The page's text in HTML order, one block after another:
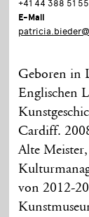
+41 44 388 51 55
E-Mail
Geboren in
Englischen
Cardiff.
Alte
von 2012-